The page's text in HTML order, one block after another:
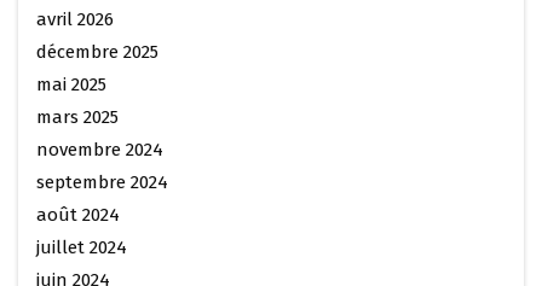
avril 2026
décembre 2025
mai 2025
mars 2025
novembre 2024
septembre 2024
août 2024
juillet 2024
juin 2024